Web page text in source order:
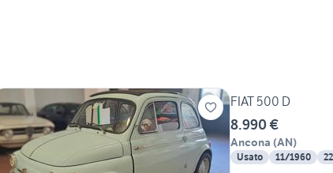
FIAT 500 D
8.990 €
Ancona (AN)
Usato 11/1960